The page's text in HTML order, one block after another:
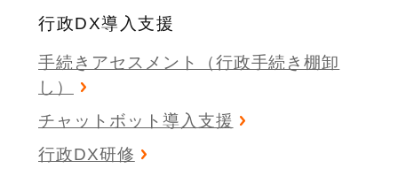
行政DX導入支援
手続きアセスメント（行政手続き棚卸
し）
チャットボット導入支援
行政DX研修